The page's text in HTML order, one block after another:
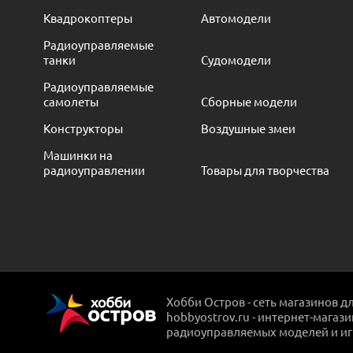
Квадрокоптеры
Автомодели
Радиоуправляемые
танки
Судомодели
Радиоуправляемые
самолеты
Сборные модели
Конструкторы
Воздушные змеи
Машинки на
радиоуправлении
Товары для творчества
Хобби Остров - сеть магазинов
hobbyostrov.ru - интернет-
радиоуправляемых моделей и